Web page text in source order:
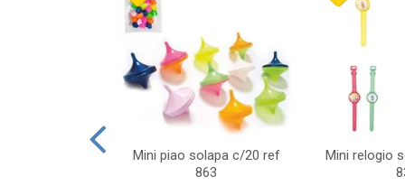
Mini piao solapa c/20 ref
863
Mini relogio